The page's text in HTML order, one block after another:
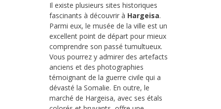
Il existe plusieurs sites historiques
fascinants à découvrir à Hargeisa.
Parmi eux, le musée de la ville est un
excellent point de départ pour mieux
comprendre son passé tumultueux.
Vous pourrez y admirer des artefacts
anciens et des photographies
témoignant de la guerre civile qui a
dévasté la Somalie. En outre, le
marché de Hargeisa, avec ses étals